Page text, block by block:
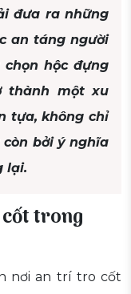
đưa ra những
an táng người
hộc đựng
thành một xu
tựa, không chỉ
bởi ý nghĩa
lại.
trong
nơi an trí tro cốt